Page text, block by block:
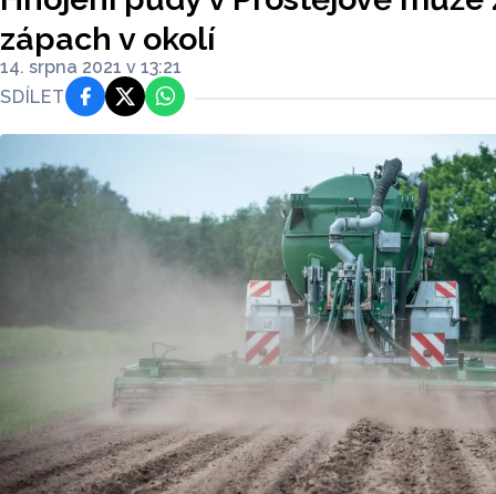
zápach v okolí
14. srpna 2021 v 13:21
SDÍLET
FacebookPlatforma X
WhatsApp